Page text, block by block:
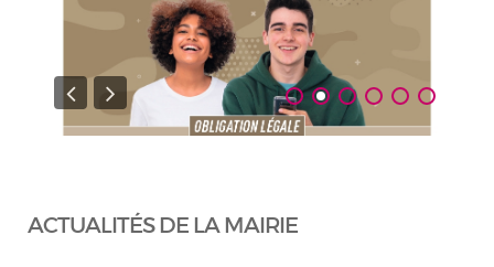
ACTUALITÉS DE LA MAIRIE